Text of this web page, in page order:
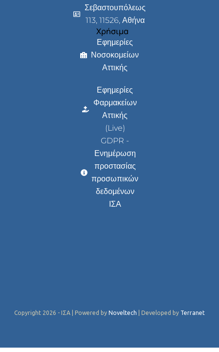
Σεβαστουπόλεως
113, 11526, Αθήνα
Χρήσιμα
Εφημερίες
Νοσοκομείων
Αττικής
Εφημερίες
Φαρμακείων
Αττικής
(Live)
GDPR -
Ενημέρωση
προστασίας
προσωπικών
δεδομένων
ΙΣΑ
Copyright 2026 - ΙΣΑ | Powered by Noveltech | Developed by Terranet